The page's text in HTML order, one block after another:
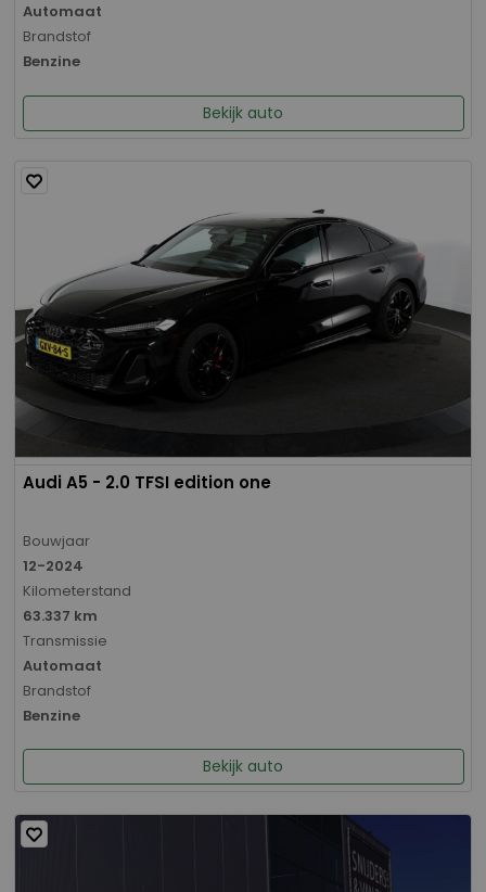
Automaat
Brandstof
Benzine
Bekijk auto
Audi A5 - 2.0 TFSI edition one
Bouwjaar
12-2024
Kilometerstand
63.337 km
Transmissie
Automaat
Brandstof
Benzine
Bekijk auto